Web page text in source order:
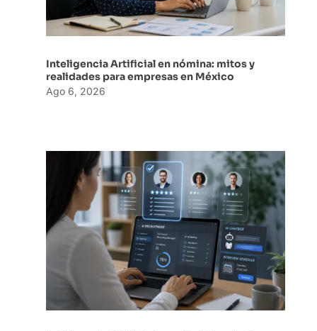
Inteligencia Artificial en nómina: mitos y
realidades para empresas en México
Ago 6, 2026